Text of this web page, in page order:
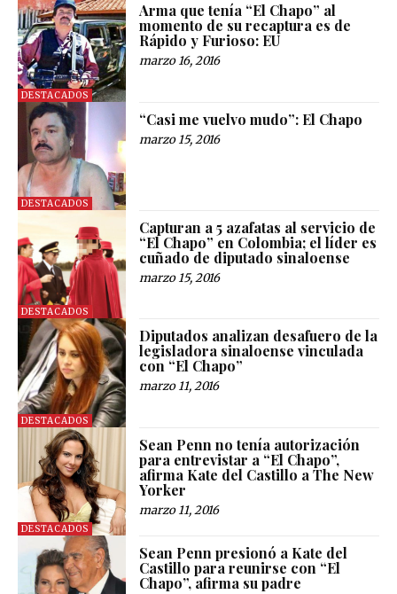
DESTACADOS
Arma que tenía “El Chapo” al
momento de su recaptura es de
Rápido y Furioso: EU
marzo 16, 2016
DESTACADOS
“Casi me vuelvo mudo”: El Chapo
marzo 15, 2016
DESTACADOS
Capturan a 5 azafatas al servicio de
“El Chapo” en Colombia; el líder es
cuñado de diputado sinaloense
marzo 15, 2016
DESTACADOS
Diputados analizan desafuero de la
legisladora sinaloense vinculada
con “El Chapo”
marzo 11, 2016
DESTACADOS
Sean Penn no tenía autorización
para entrevistar a “El Chapo”,
afirma Kate del Castillo a The New
Yorker
marzo 11, 2016
Sean Penn presionó a Kate del
Castillo para reunirse con “El
Chapo”, afirma su padre